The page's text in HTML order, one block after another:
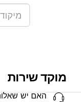
מוקד שירות
האם יש